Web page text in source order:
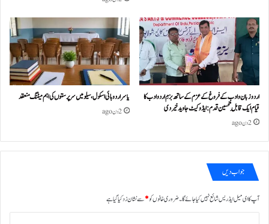
اردو زبان و ادب کے فروغ کے عزم کے ساتھ بزمِ اردو ادب کا
قیام ایک قابلِ تحسین قدم : ایڈوکیٹ جاوید خیردی
2 دن ago
یاسر اردو ہائی اسکول، سیلو میں سرپرستوں کی اہم میٹنگ منعقد
2 دن ago
جواب دیں
آپ کا ای میل ایڈریس شائع نہیں کیا جائے گا۔ضروری خانوں کو*سے نشان زد کیا گیا ہے